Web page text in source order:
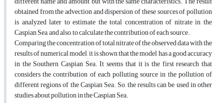
obtained from the advection and dispersion of these sources of pollution
is analyzed later to estimate the total concentration of nitrate in the
Caspian Sea, and also, to calculate the contribution of each source.
Comparing the concentration of total nitrate of the observed data with the
results of numerical model, it is shown that the model has a good accuracy
in the Southern Caspian Sea. It seems that it is the first research that
considers the contribution of each polluting source in the pollution of
different regions of the Caspian Sea. So, the results can be used in other
studies about pollution in the Caspian Sea.